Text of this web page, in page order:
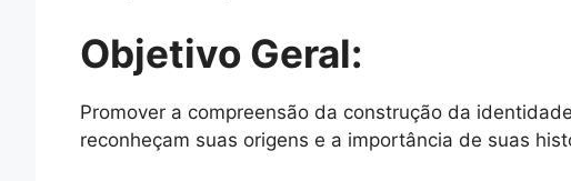
Objetivo Geral:
Promover a compreensão da construção da
reconheçam suas origens e a importância de suas